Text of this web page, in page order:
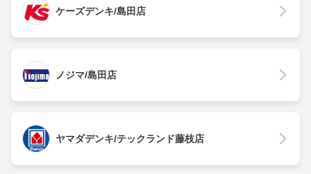
ケーズデンキ/島田店
ノジマ/島田店
ヤマダデンキ/テックランド藤枝店